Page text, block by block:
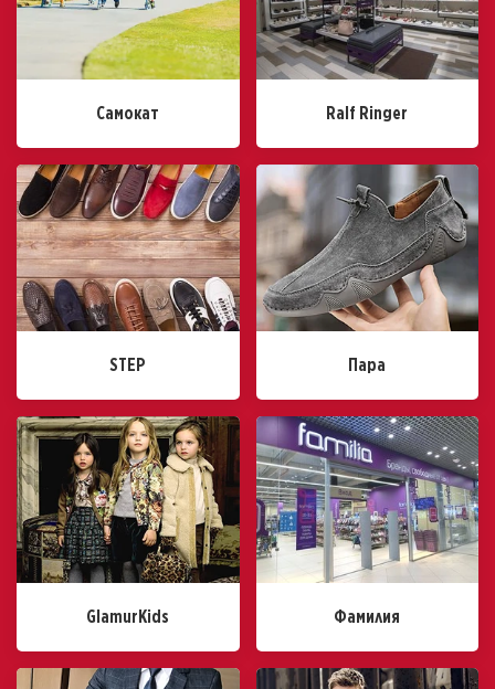
Самокат Ralf Ringer
STEP Пара
GlamurKids Фамилия